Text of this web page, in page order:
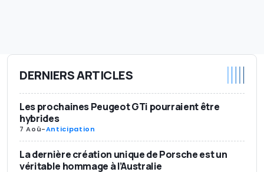
DERNIERS ARTICLES
Les prochaines Peugeot GTi pourraient être
hybrides
7 Aoû-Anticipation
La dernière création unique de Porsche est un
véritable hommage à l’Australie